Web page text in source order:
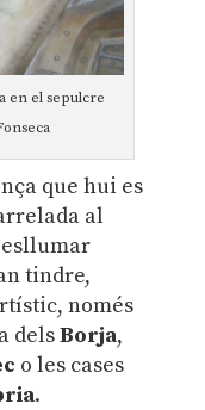
en el sepulcre
que hui es
al
tindre,
només
delsBorja,
o les cases
.